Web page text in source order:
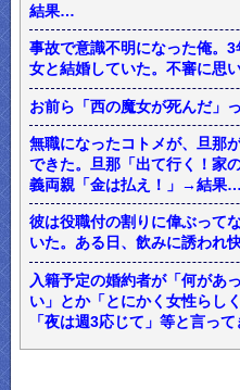
結果…
事故で意識不明になった俺。
女と結婚していた。不審に思
お前ら「西の魔女が死んだ」
無職になったコトメが、旦那
できた。旦那「出て行く！家
義両親「金は払え！」→結果…
彼は役職付の割りに偉ぶって
いた。ある日、飲みに誘われ
入籍予定の婚約者が「何があ
い」とか「とにかく女性らし
「夜は週3応じて」等と言っ